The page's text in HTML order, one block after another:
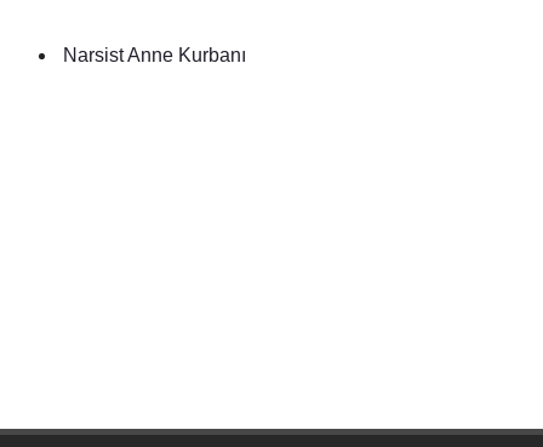
Narsist Anne Kurbanı